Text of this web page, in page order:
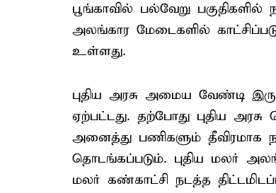
பூங்காவில் பல்வேறு
அலங்கார மேடைகளில்
உள்ளது.
புதிய அரசு அமைய வேண்டி
ஏற்பட்டது. தற்போது புதிய
அனைத்து பணிகளும் தீவிரமாக
தொடங்கப்படும். புதிய மலர்
மலர் கண்காட்சி நடத்த